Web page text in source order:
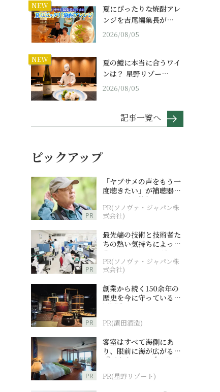
NEW
夏にぴったりな焼酎アレ
ンジを吉尾編集長が…
2026/08/05
NEW
夏の鱧に本当に合うワイ
ンは？ 星野リゾー…
2026/08/05
記事一覧へ
ピックアップ
PR
「ヤブサメの声をもう一
度聴きたい」が補聴器チ
ャレンジの後押しに
PR(ソノヴァ・ジャパン株
式会社)
PR
最先端の技術と技術者た
ちの熱い気持ちによって
作られているオーダーメ
イド補聴器
PR(ソノヴァ・ジャパン株
式会社)
PR
創業から続く150余年の
歴史を今に守っている濵
田酒造
PR(濵田酒造)
PR
客室はすべて海側にあ
り、眼前に海が広がる
『西表島ホテル by 星野
PR(星野リゾート)